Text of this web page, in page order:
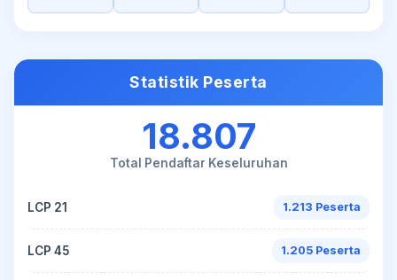
Statistik Peserta
18.807
Total Pendaftar Keseluruhan
LCP 21 1.213 Peserta
LCP 45 1.205 Peserta